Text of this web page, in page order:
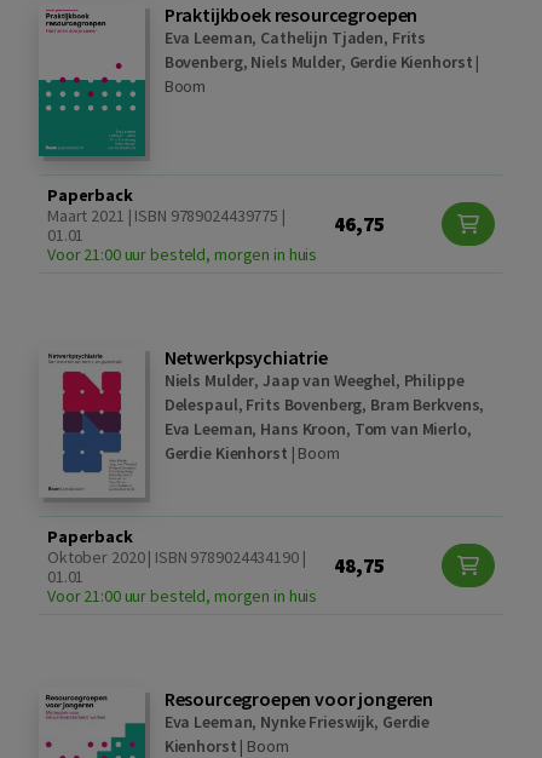
Praktijkboek resourcegroepen
Eva Leeman, Cathelijn Tjaden, Frits
Bovenberg, Niels Mulder, Gerdie Kienhorst |
Boom
Paperback
Maart 2021 | ISBN 9789024439775 |
01.01
Voor 21:00 uur besteld, morgen in huis
46,75
Netwerkpsychiatrie
Niels Mulder, Jaap van Weeghel, Philippe
Delespaul, Frits Bovenberg, Bram Berkvens,
Eva Leeman, Hans Kroon, Tom van Mierlo,
Gerdie Kienhorst | Boom
Paperback
Oktober 2020 | ISBN 9789024434190 |
01.01
Voor 21:00 uur besteld, morgen in huis
48,75
Resourcegroepen voor jongeren
Eva Leeman, Nynke Frieswijk, Gerdie
Kienhorst | Boom